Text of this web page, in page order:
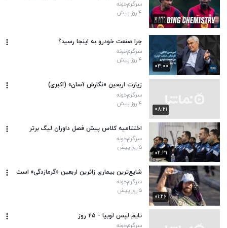
۱۱:۲۲
سرگرم‌خونه
۴ روز پیش
۰۳:۰۰
چرا صنعت خودرو به اینجا رسید؟
سرگرم‌خونه
۴ روز پیش
۰۸:۲۱
زیارت اربعین «نگارش آسان» (اکبری)
سرگرم‌خونه
۴ روز پیش
۰۲:۳۱
اختتامیه کلاس پیش فصل داوران لیگ برتر
سرگرم‌خونه
۵ روز پیش
۰۱:۲۶
شایع‌ترین بیماری زائرین اربعین «گرمازدگی» است
سرگرم‌خونه
۵ روز پیش
تایم لپس لوبیا - ۲۵ روز
سرگرم‌خونه